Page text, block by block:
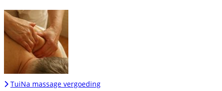
TuiNa massage vergoeding